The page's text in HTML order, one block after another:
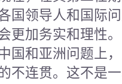
国领导人和国际
更加务实和理性。
和亚洲问题上，
不连贯。这不是